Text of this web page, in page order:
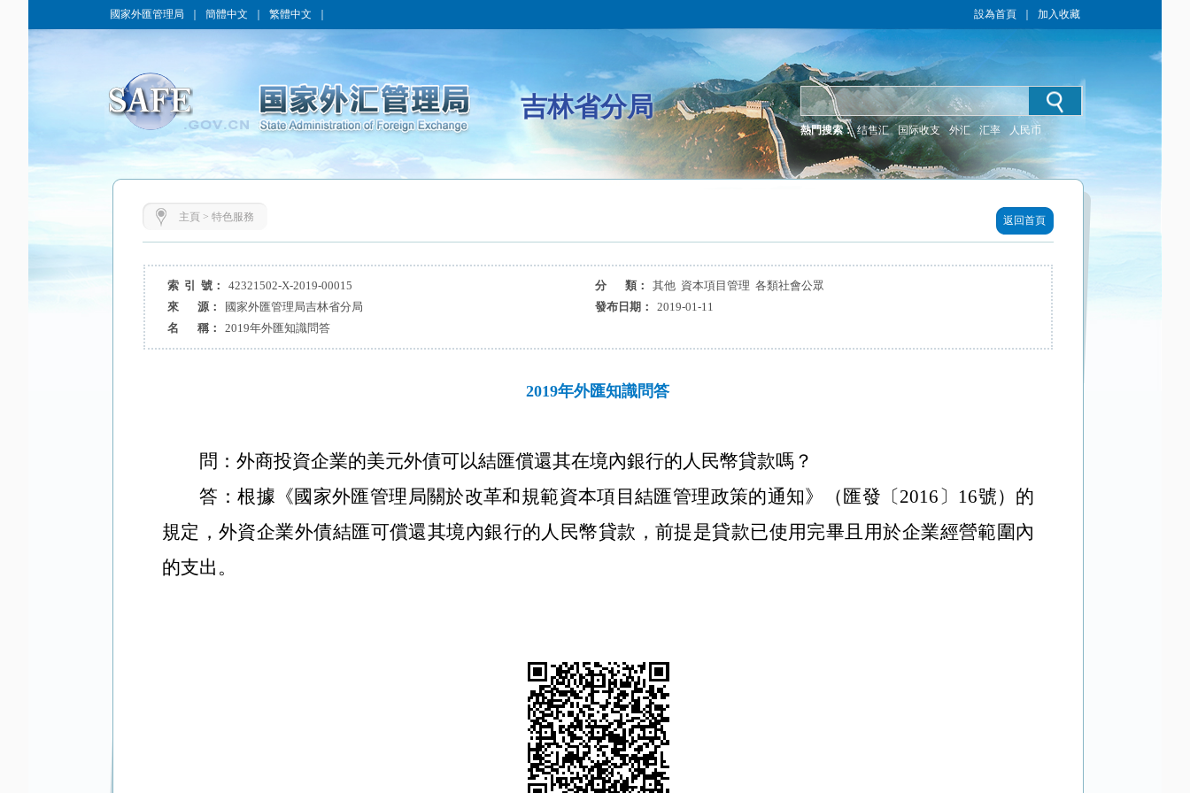
國家外匯管理局 簡體中文 繁體中文 設為首頁 加入收藏
吉林省分局
熱門搜索： 结售汇 国际收支 外汇 汇率 人民币
主頁 > 特色服務 返回首頁
索 引 號： 42321502-X-2019-00015 分 類：
其他 資本項目管理 各類社會公眾
來 源：
國家外匯管理局吉林省分局 發布日期：
2019-01-11
名 稱：
2019年外匯知識問答
2019年外匯知識問答
問：外商投資企業的美元外債可以結匯償還其在境內銀行的人民幣貸款嗎？
答：根據《國家外匯管理局關於改革和規範資本項目結匯管理政策的通知》（匯發〔2016 〕 16號）的
規定，外資企業外債結匯可償還其境內銀行的人民幣貸款，前提是貸款已使用完畢且用於企業經營範圍內
的支出。